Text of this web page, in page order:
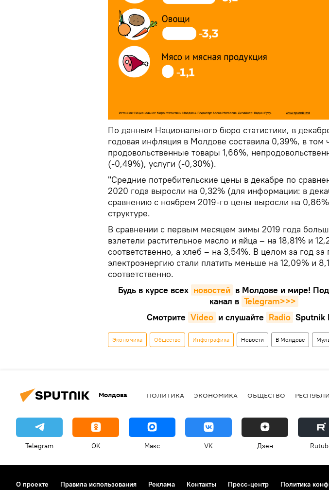
По данным Национального бюро статистики, в
годовая инфляция в Молдове составила 0,39%, в том
продовольственные товары 1,66%,
(-0,49%), услуги (-0,30%).
"Cредние потребительские цены в декабре по
2020 года выросли на 0,32% (для информации: в
сравнению с ноябрем 2019-го цены выросли на
структуре.
В сравнении с первым месяцем зимы 2019 года
взлетели растительное масло и яйца – на 18,81% и
соответственно, а хлеб – на 3,54%. В целом за год
электроэнергию стали платить меньше на 12,09% и
соответственно.
Будь в курсе всех новостей в Молдове и мире!
канал в Telegram>>>
Смотрите Video и слушайте Radio Sputnik
Экономика Общество Инфографика Новости В Молдове
Молдова ПОЛИТИКА ЭКОНОМИКА ОБЩЕСТВО
Telegram OK Макс VK Дзен
О проекте Правила использования Реклама Контакты Пресс-центр Политика